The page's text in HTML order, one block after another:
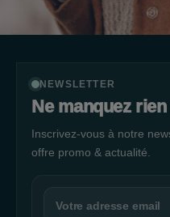
NEWSLETTER
Ne manquez
Inscrivez-vous à notre
offre promo & actualité.